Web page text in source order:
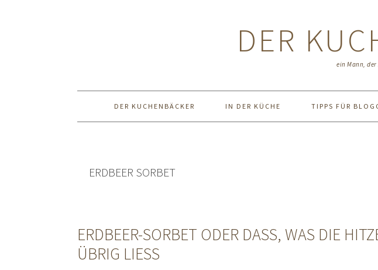
DER
ein Mann,
DER KUCHENBÄCKER IN DER KÜCHE TIPPS FÜR
ERDBEER SORBET
ERDBEER-SORBET ODER DASS, WAS DIE
ÜBRIG LIESS